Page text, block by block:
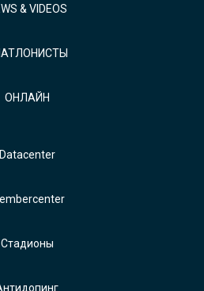
& VIDEOS
ОНЛАЙН
Datacenter
Стадионы